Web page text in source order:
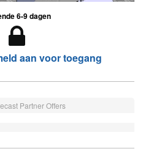
6-9 dagen
aan voor toegang
Partner Offers